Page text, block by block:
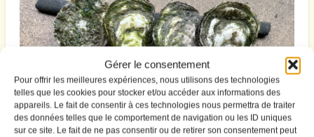
Gérer le consentement
Pour offrir les meilleures expériences, nous utilisons des technologies
telles que les cookies pour stocker et/ou accéder aux informations des
appareils. Le fait de consentir à ces technologies nous permettra de traiter
des données telles que le comportement de navigation ou les ID uniques
sur ce site. Le fait de ne pas consentir ou de retirer son consentement peut